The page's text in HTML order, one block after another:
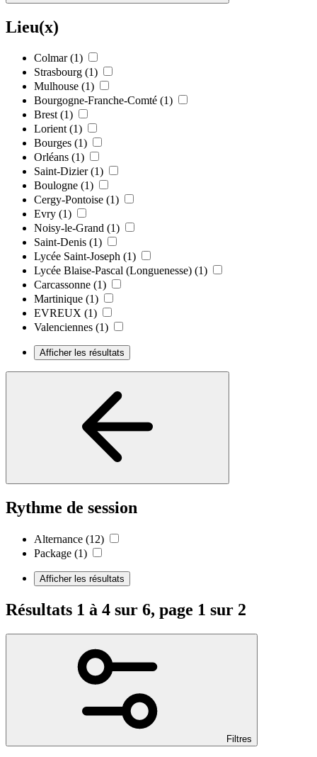
Lieu(x)
Colmar (1)
Strasbourg (1)
Mulhouse (1)
Bourgogne-Franche-Comté (1)
Brest (1)
Lorient (1)
Bourges (1)
Orléans (1)
Saint-Dizier (1)
Boulogne (1)
Cergy-Pontoise (1)
Evry (1)
Noisy-le-Grand (1)
Saint-Denis (1)
Lycée Saint-Joseph (1)
Lycée Blaise-Pascal (Longuenesse) (1)
Carcassonne (1)
Martinique (1)
EVREUX (1)
Valenciennes (1)
Afficher les résultats
Rythme de session
Alternance (12)
Package (1)
Afficher les résultats
Résultats 1 à 4 sur 6, page 1 sur 2
Filtres